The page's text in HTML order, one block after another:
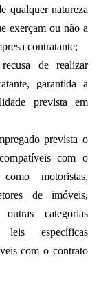
qualquer natureza
exerçam ou não a
contratante;
de realizar
garantida a
prevista em
prevista o
com o
motoristas,
de imóveis,
categorias
leis específicas
com o contrato